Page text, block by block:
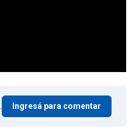
Ingresá para comentar